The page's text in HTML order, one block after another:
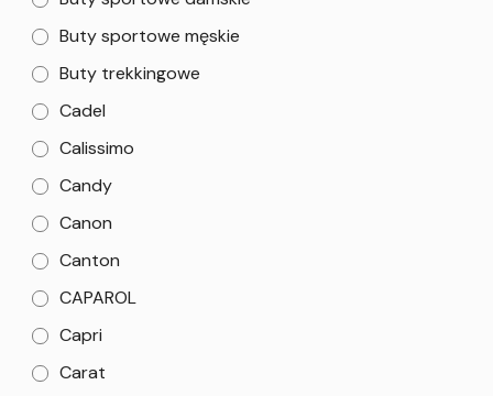
Buty sportowe męskie
Buty trekkingowe
Cadel
Calissimo
Candy
Canon
Canton
CAPAROL
Capri
Carat